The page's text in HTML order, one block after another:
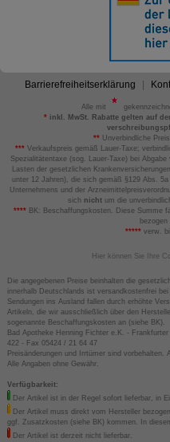
Barrierefreiheitserklärung
Alle mit
*inkl. MwSt. Rabatte gelten auf
** Unverbindliche
*** Verkaufspreis gemäß Lauer-Taxe;
Spezialitätentaxe (sog. Lauer-Taxe) bei
Lasten der gesetzlichen
unter 12 Jahren), die sich gemäß §129 Abs.
Unternehmens und der
sich nicht um die
****BK: Beschaffungskosten. Diese Summe
*****verw.
Hier können Sie Ihre
Die angegebenen Preise beinhalten die
innerhalb Deutschlands ist versandkostenfrei
Sendungen ins Ausland fallen durch erhöhte
Artikeln, die wir ausschließlich über den
sogenannte Beschaffungskosten an (siehe BK).
Bad Apotheke Henning Fichter e.K. -
422 - Fax 05424 / 21 64 47
Preisänderungen und Irrtümer sind vorbehalten.
Alle Angaben ohne Gewähr.
Verfügbarkeit:
Der Artikel ist in der Regel sofort lieferbar, in
Der Artikel muss direkt vom Hersteller
ggf. Zusatzkosten (siehe BK) kommen. In
Der Artikel ist derzeit nicht lieferbar.